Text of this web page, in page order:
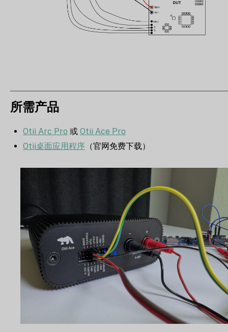
所需产品
Otii Arc Pro 或 Otii Ace Pro
Otii桌面应用程序 （官网免费下载）